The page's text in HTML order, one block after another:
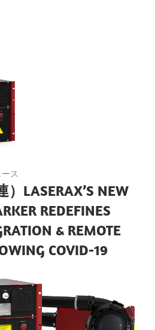
ス
）LASERAX’S NEW
REDEFINES
& REMOTE
COVID-19